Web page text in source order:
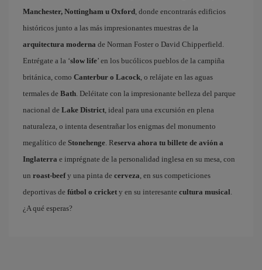
Manchester, Nottingham u Oxford , donde encontrarás edificios
históricos junto a las más impresionantes muestras de la
arquitectura moderna de Norman Foster o David Chipperfield.
Entrégate a la ‘slow life’ en los bucólicos pueblos de la campiña
británica, como Canterbur o Lacock , o relájate en las aguas
termales de Bath . Deléitate con la impresionante belleza del parque
nacional de Lake District , ideal para una excursión en plena
naturaleza, o intenta desentrañar los enigmas del monumento
megalítico de Stonehenge . Reserva ahora tu billete de avión a
Inglaterra e imprégnate de la personalidad inglesa en su mesa, con
un roast-beefy una pinta de cerveza , en sus competiciones
deportivas de fútbol o cricket y en su interesante cultura musical
¿A qué esperas?